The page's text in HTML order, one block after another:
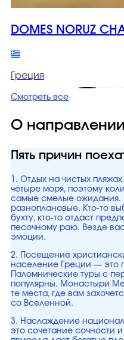
DOMES NORUZ
Греция
Смотреть все
О направлении
Пять причин
1. Отдых на чистых
четыре моря, поэтому
самые смелые ожидания.
разноплановые. Кто-то
бухту, кто-то отдаст
песочному раю. Везде
эмоции.
2. Посещение
население Греции — это
Паломнические туры с
популярны. Монастыри
те места, где вам
со Вселенной.
3. Наслаждение
это сочетание сочности